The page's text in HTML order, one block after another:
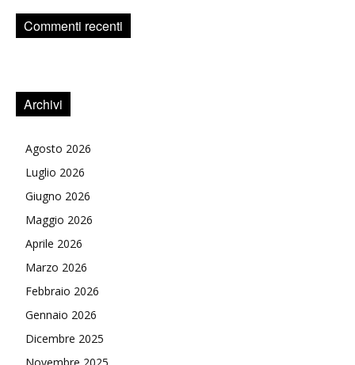
Commenti recenti
Archivi
Agosto 2026
Luglio 2026
Giugno 2026
Maggio 2026
Aprile 2026
Marzo 2026
Febbraio 2026
Gennaio 2026
Dicembre 2025